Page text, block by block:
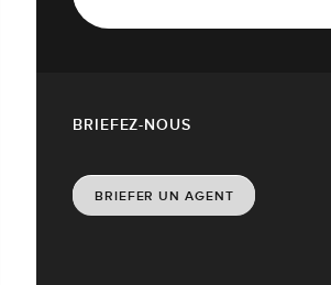
BRIEFEZ-NOUS
BRIEFER UN AGENT